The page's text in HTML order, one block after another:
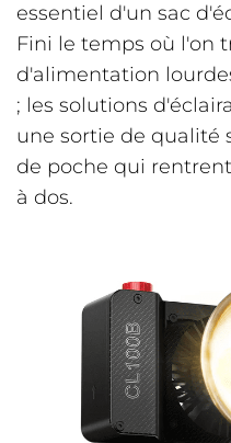
essentiel d'un sac
Fini le temps où l'on
d'alimentation
; les solutions
une sortie de qualité
de poche qui
à dos.